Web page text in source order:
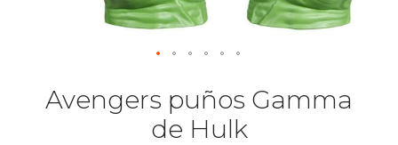
Avengers puños Gamma
de Hulk